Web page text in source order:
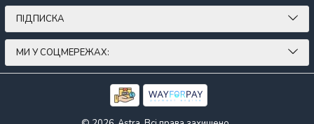
ПІДПИСКА
МИ У СОЦМЕРЕЖАХ: